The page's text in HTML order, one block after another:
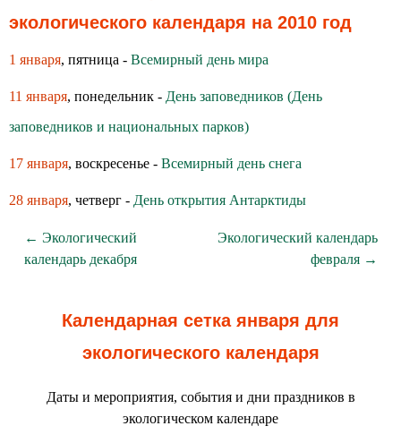
экологического календаря на 2010 год
1 января, пятница - Всемирный день мира
11 января, понедельник - День заповедников (День
заповедников и национальных парков)
17 января, воскресенье - Всемирный день снега
28 января, четверг - День открытия Антарктиды
← Экологический
календарь декабря
Экологический календарь
февраля →
Календарная сетка января для
экологического календаря
Даты и мероприятия, события и дни праздников в
экологическом календаре